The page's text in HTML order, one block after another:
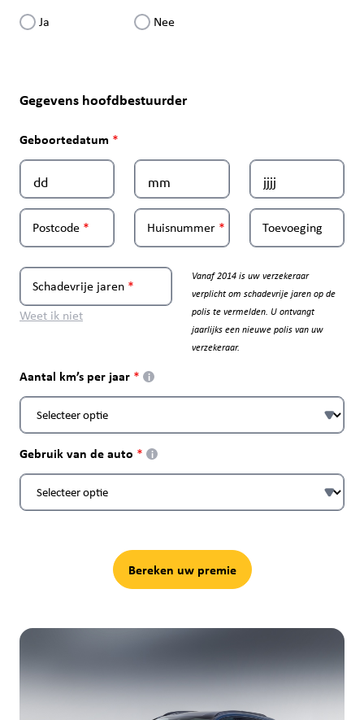
Ja Nee
Gegevens hoofdbestuurder
Geboortedatum
Postcode Huisnummer Toevoeging
Schadevrije jaren
Weet ik niet
Vanaf 2014 is uw verzekeraar
verplicht om schadevrije jaren op de
polis te vermelden. U ontvangt
jaarlijks een nieuwe polis van uw
verzekeraar.
Aantal km’s per jaar i
Gebruik van de auto i
Bereken uw premie